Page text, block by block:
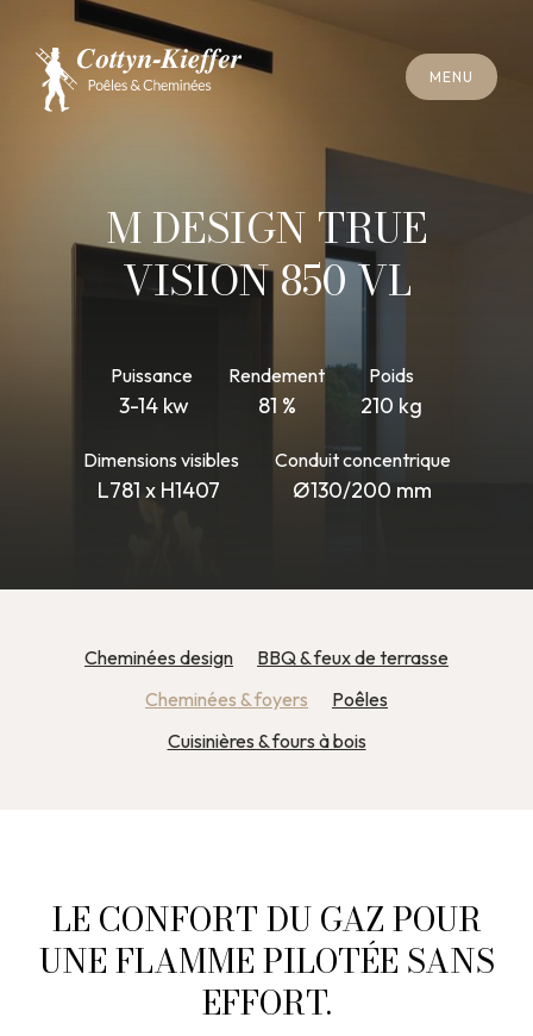
M EN U
MENU
GE
F
R ME R
M DESIGN TRUE
VISION 850 VL
Puissance
3-14 kw
Rendement
81 %
Poids
210 kg
Dimensions visibles
L781 x H1407
Conduit concentrique
Ø130/200 mm
Cheminées design
BBQ & feux de terrasse
Cheminées & foyers
Poêles
Cuisinières & fours à bois
LE CONFORT DU GAZ POUR
UNE FLAMME PILOTÉE SANS
EFFORT.